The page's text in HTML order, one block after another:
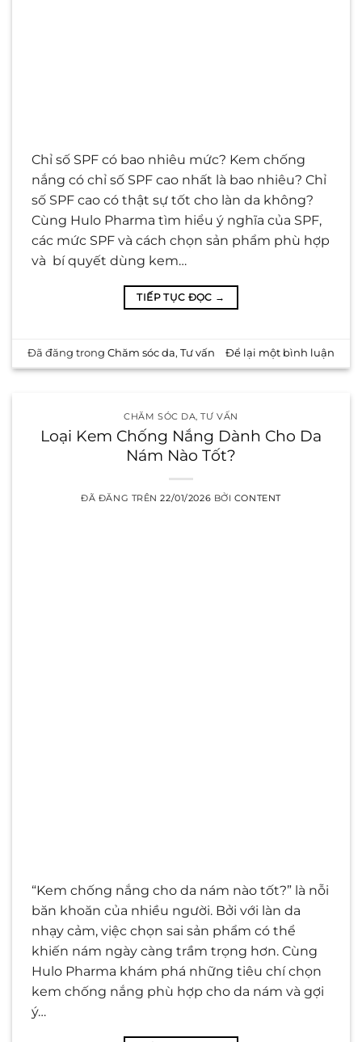
Chỉ số SPF có bao nhiêu mức? Kem chống
nắng có chỉ số SPF cao nhất là bao nhiêu? Chỉ
số SPF cao có thật sự tốt cho làn da không?
Cùng Hulo Pharma tìm hiểu ý nghĩa của SPF,
các mức SPF và cách chọn sản phẩm phù hợp
và bí quyết dùng kem…
TIẾP TỤC ĐỌC →
Đã đăng trongChăm sóc da,Tư vấn Để lại một bình luận
CHĂM SÓC DA,TƯ VẤN
Loại Kem Chống Nắng Dành Cho Da
Nám Nào Tốt?
ĐÃ ĐĂNG TRÊN22/01/2026 BỞI CONTENT
“Kem chống nắng cho da nám nào tốt?” là nỗi
băn khoăn của nhiều người. Bởi với làn da
nhạy cảm, việc chọn sai sản phẩm có thể
khiến nám ngày càng trầm trọng hơn. Cùng
Hulo Pharma khám phá những tiêu chí chọn
kem chống nắng phù hợp cho da nám và gợi
ý…